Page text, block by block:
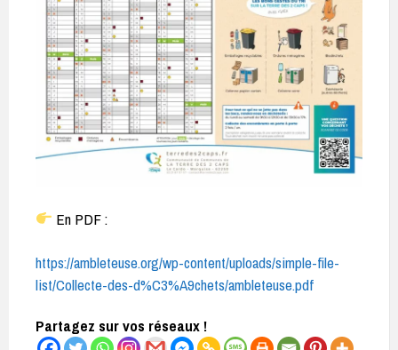
En PDF :
https://ambleteuse.org/wp-content/uploads/simple-file-
list/Collecte-des-d%C3%A9chets/ambleteuse.pdf
Partagez sur vos réseaux !